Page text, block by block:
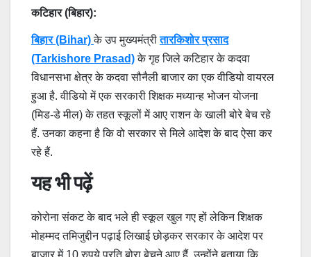
कटिहार (बिहार):
बिहार (Bihar)के उप मुख्यमंत्रीतारकिशोर प्रसाद
(Tarkishore Prasad)के गृह जिले कटिहार के कदवा
विधानसभा क्षेत्र के कदवा सौनैली बाजार का एक वीडियो वायरल
हुआ है. वीडियो में एक सरकारी शिक्षक मध्यान्ह भोजन योजना
(मिड-डे मील) के तहत स्कूलों में आए राशन के खाली बोरे बेच रहे
हैं. उनका कहना है कि वो सरकार से मिले आदेश के बाद ऐसा कर
रहे हैं.
यह भी पढ़ें
कोरोना संकट के बाद भले ही स्कूल खुल गए हों लेकिन शिक्षक
मोहम्मद तमिजुद्दीन पढ़ाई लिखाई छोड़कर सरकार के आदेश पर